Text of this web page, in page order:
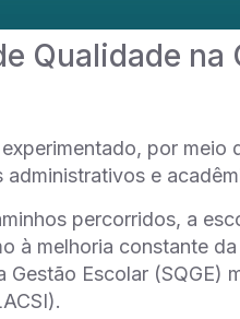
Qualidade na
por meio
e
percorridos, a
à melhoria constante
Escolar (SQGE)